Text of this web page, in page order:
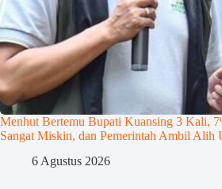
Menhut Bertemu Bupati Kuansing 3 Kali,
Sangat Miskin, dan Pemerintah Ambil Alih
6 Agustus 2026